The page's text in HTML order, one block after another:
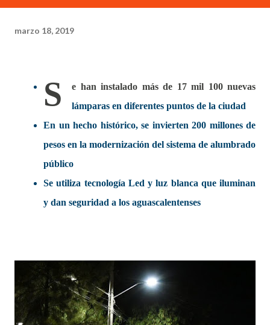
marzo 18, 2019
S
e han instalado más de 17 mil 100 nuevas
lámparas en diferentes puntos de la ciudad
En un hecho histórico, se invierten 200 millones de
pesos en la modernización del sistema de alumbrado
público
Se utiliza tecnología Led y luz blanca que iluminan
y dan seguridad a los aguascalentenses